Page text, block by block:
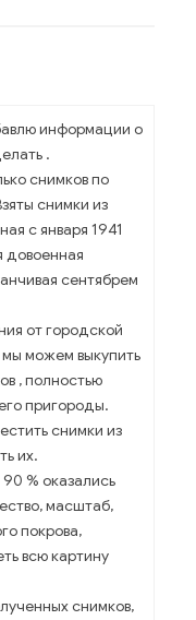
информации о
.
снимков по
снимки из
с января 1941
довоенная
сентябрем
от городской
мы можем выкупить
, полностью
пригороды.
снимки из
их.
% оказались
масштаб,
покрова,
всю картину
снимков,